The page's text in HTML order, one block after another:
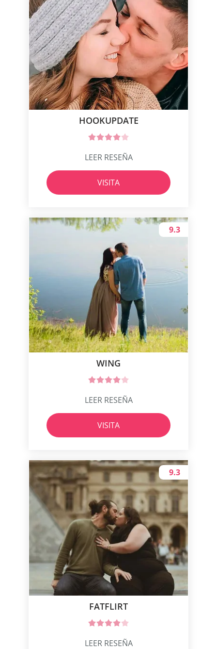
HOOKUPDATE
LEER RESEÑA
VISITA
WING
9.3
LEER RESEÑA
VISITA
FATFLIRT
9.3
LEER RESEÑA